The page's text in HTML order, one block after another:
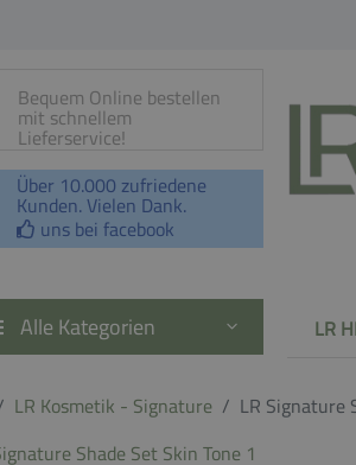
Bequem Online bestellen
mit schnellem
Lieferservice!
Über 10.000 zufriedene
Kunden. Vielen Dank.
uns bei facebook
Alle Kategorien LR
LR Kosmetik - Signature
LR Signature
Shade Set Skin Tone 1